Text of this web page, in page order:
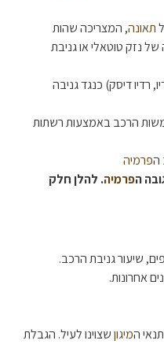
תאונה, המצריכה שהות
נזק טוטאלי או גניבת
רדיו דיסק) כנגד גניבה
הרכב באמצעות רשתות
הפרמיה
הפרמיה. להלן חלק
שיעור גניבת הרכב.
אחרונות.
המיגוןשצוינו לעיל. הגבלת